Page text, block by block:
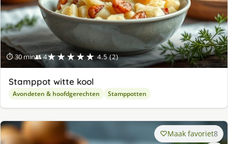
⏱ 30 min👥 4★★★★★ 4.5 (2)
Stamppot witte kool
Avondeten & hoofdgerechten Stamppotten
Maak favoriet8